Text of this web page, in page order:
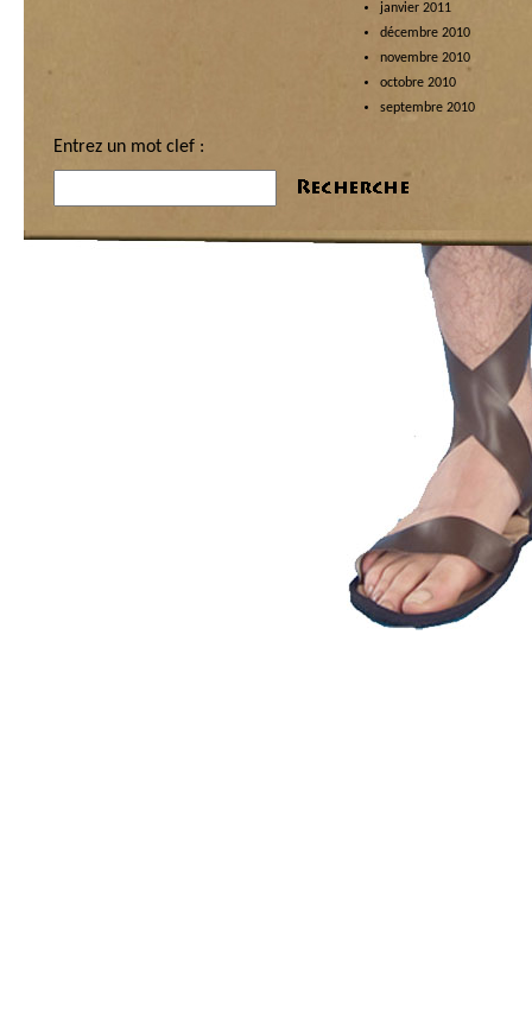
janvier 2011
décembre 2010
novembre 2010
octobre 2010
septembre 2010
Entrez un mot clef :